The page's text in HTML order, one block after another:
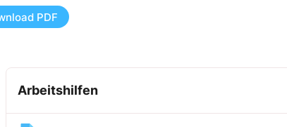
PDF
Arbeitshilfen